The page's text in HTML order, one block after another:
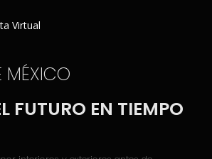
MÉXICO
FUTURO EN TIEMPO